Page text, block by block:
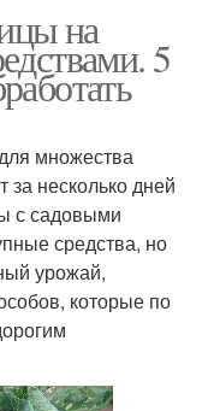
на
5
множества
несколько дней
с садовыми
средства, но
урожай,
которые по